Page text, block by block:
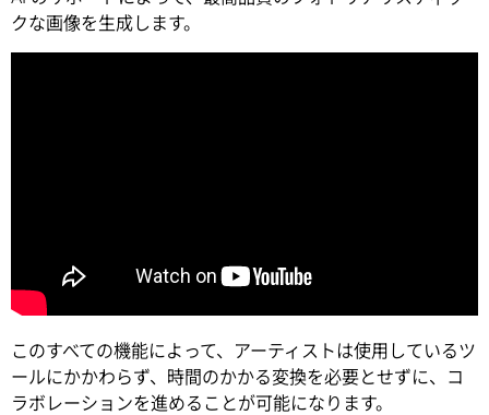
クな画像を生成します。
このすべての機能によって、アーティストは使用しているツ
ールにかかわらず、時間のかかる変換を必要とせずに、コ
ラボレーションを進めることが可能になります。